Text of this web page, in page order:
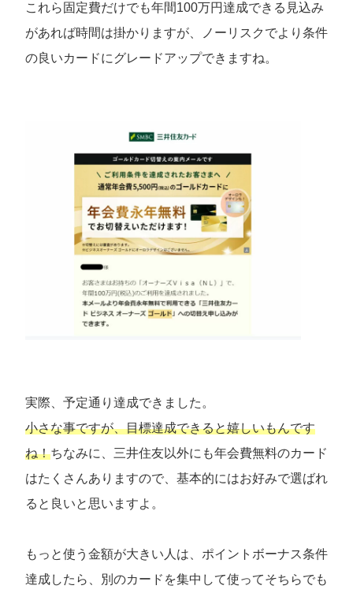
これら固定費だけでも年間100万円達成できる見込み
があれば時間は掛かりますが、ノーリスクでより条件
の良いカードにグレードアップできますね。
実際、予定通り達成できました。
小さな事ですが、目標達成できると嬉しいもんです
ね！ちなみに、三井住友以外にも年会費無料のカード
はたくさんありますので、基本的にはお好みで選ばれ
ると良いと思いますよ。
もっと使う金額が大きい人は、ポイントボーナス条件
達成したら、別のカードを集中して使ってそちらでも